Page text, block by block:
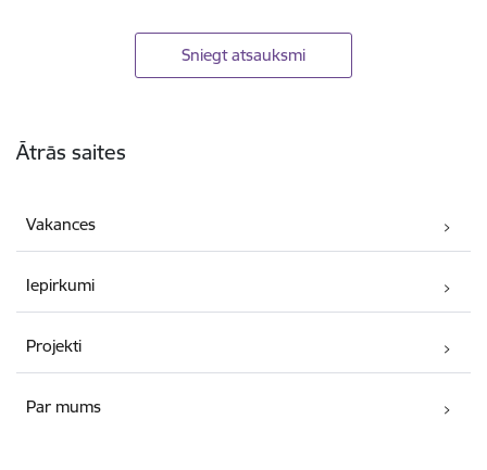
Sniegt atsauksmi
Ātrās saites
Vakances
Iepirkumi
Projekti
Par mums